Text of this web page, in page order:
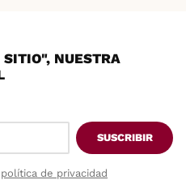
NUESTRA
SUSCRIBIR
política de privacidad